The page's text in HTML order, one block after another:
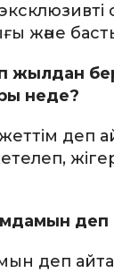
және
жылдан
неде?
деп